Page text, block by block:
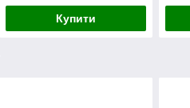
Купити